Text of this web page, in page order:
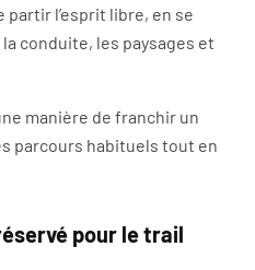
l’esprit libre, en se
conduite, les paysages et
manière de franchir un
parcours habituels tout en
pour le trail